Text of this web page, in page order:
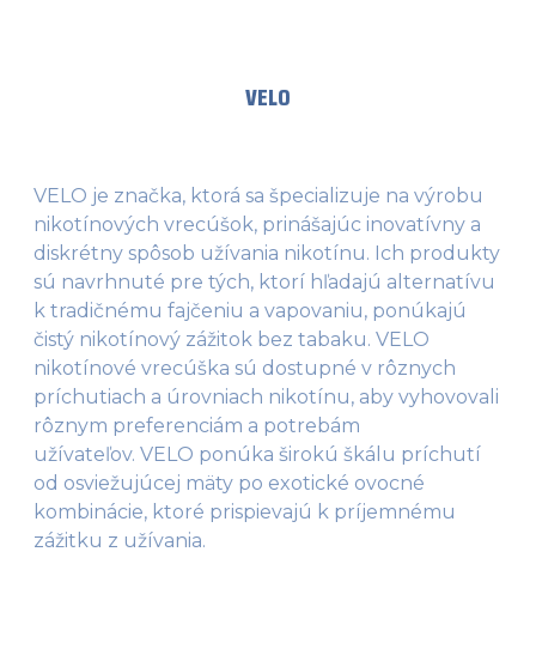
VELO
VELO je značka, ktorá sa špecializuje na výrobu
nikotínových vrecúšok, prinášajúc inovatívny a
diskrétny spôsob užívania nikotínu. Ich produkty
sú navrhnuté pre tých, ktorí hľadajú alternatívu
k tradičnému fajčeniu a vapovaniu, ponúkajú
čistý nikotínový zážitok bez tabaku. VELO
nikotínové vrecúška sú dostupné v rôznych
príchutiach a úrovniach nikotínu, aby vyhovovali
rôznym preferenciám a potrebám
užívateľov. VELO ponúka širokú škálu príchutí
od osviežujúcej mäty po exotické ovocné
kombinácie, ktoré prispievajú k príjemnému
zážitku z užívania.